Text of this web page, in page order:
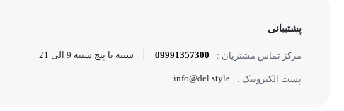
پشتیبانی
مرکز تماس مشتریان : 09991357300 شنبه تا پنج شنبه 9 الی 21
پست الکترونیک : info@del.style